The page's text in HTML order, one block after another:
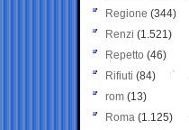
Regione (344)
Renzi (1.521)
Repetto (46)
Rifiuti (84)
rom (13)
Roma (1.125)